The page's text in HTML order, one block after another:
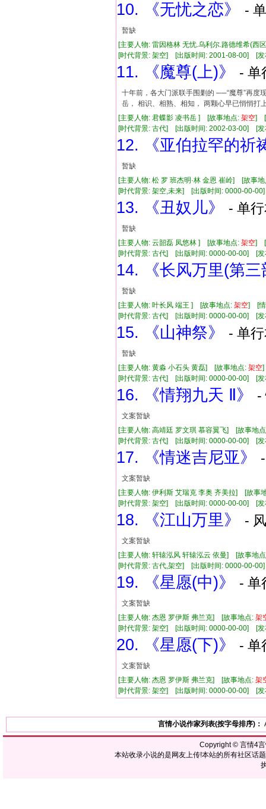
10. 《无忧之恋》 -
暂缺
[主要人物: 雷因格林 无忧.乌利尔.路德维希(
[时代背景: 架空] [出版时间: 2001-08-00] [
11. 《魔尊(上)》 - 单
十年前，各大门派联手围剿的 ──“魔尊”再度
岳， 相识、相熟、相知， 两颗心早已悄悄打
[主要人物: 君蝶影 凌书岳 ] [故事地点: 架空] [
[时代背景: 古代] [出版时间: 2002-03-00] [
12. 《亚伯拉罕的祈
暂缺
[主要人物: 松 罗 班杰明·林 金恩 崔岭] [故事
[时代背景: 架空,未来] [出版时间: 0000-00-
13. 《丑奴儿》 - 单
暂缺
[主要人物: 云韶磊 凤悠林 ] [故事地点: 架空] [
[时代背景: 古代] [出版时间: 0000-00-00] [
14. 《长风万里(第三
暂缺
[主要人物: 叶长风 端王 ] [故事地点: 架空] [情
[时代背景: 古代] [出版时间: 0000-00-00] [
15. 《山神祭》 - 单
暂缺
[主要人物: 黄淼 小石头 黄磊] [故事地点: 架空]
[时代背景: 古代] [出版时间: 0000-00-00] [
16. 《情翔九天 Ⅱ》 -
文案暂缺
[主要人物: 高靖廷 罗文琪 慕容翼飞] [故事地
[时代背景: 古代] [出版时间: 0000-00-00] [
17. 《情迷吉尼亚》
文案暂缺
[主要人物: 伊利斯 艾瑞克 李奥 齐美拉] [故事
[时代背景: 架空] [出版时间: 0000-00-00] [
18. 《江山万里》 -
文案暂缺
[主要人物: 轩辕泓风 轩辕泓云 依曼] [故事地
[时代背景: 古代,架空] [出版时间: 0000-00-
19. 《星愿(中)》 - 单
文案暂缺
[主要人物: 杰恩 罗伊斯 弗兰克] [故事地点: 架
[时代背景: 架空] [出版时间: 0000-00-00] [
20. 《星愿(下)》 - 单
文案暂缺
[主要人物: 杰恩 罗伊斯 弗兰克] [故事地点: 架
[时代背景: 架空] [出版时间: 0000-00-00] [
言情小说作家列表(按字母排序)：
Copyright © 言情4
本站收录小说的是网友上传!本站的所有社区话